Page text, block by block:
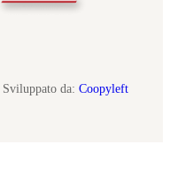
da: Coopyleft